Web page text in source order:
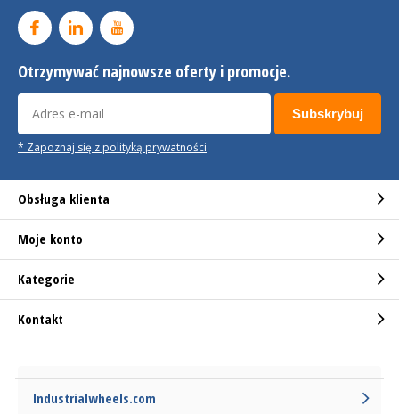
Otrzymywać najnowsze oferty i promocje.
Subskrybuj
* Zapoznaj się z polityką prywatności
Obsługa klienta
Moje konto
Kategorie
Kontakt
Industrialwheels.com